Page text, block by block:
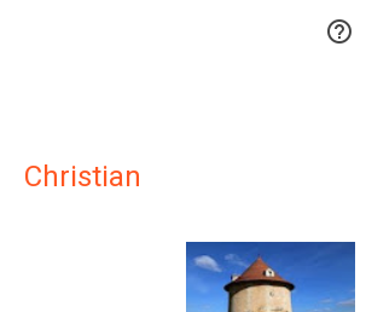

Christian